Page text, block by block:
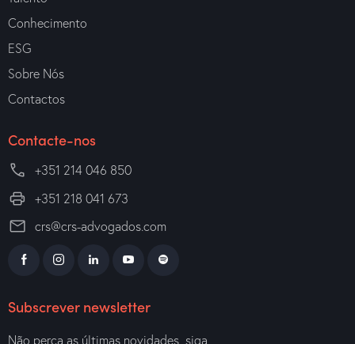
Conhecimento
ESG
Sobre Nós
Contactos
Contacte-nos
+351 214 046 850
+351 218 041 673
crs@crs-advogados.com
Subscrever newsletter
Não perca as últimas novidades, siga